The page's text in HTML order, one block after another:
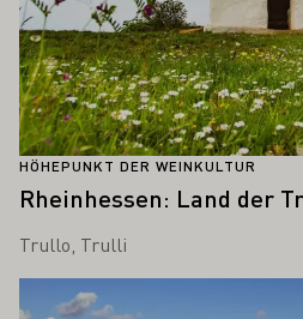
HÖHEPUNKT DER WEINKULTUR
Rheinhessen: Land der
Trullo, Trulli
Mehr erfahren